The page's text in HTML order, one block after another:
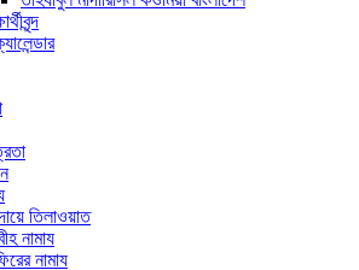
তিলাওয়াত
নামায
নামায